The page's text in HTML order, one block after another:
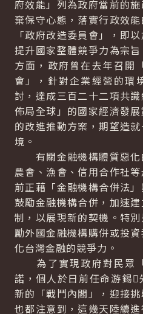
府效能」列為政府當前的
棄保守心態，落實行政效
「政府改造委員會」，即
提升國家整體競爭力為宗
方面，政府曾在去年召開
會」，針對企業經營的環
討，達成三百二十二項共
佈局全球」的國家經濟發
的改進推動方案，期望造
境。
有關金融機構體質惡化
農會、漁會、信用合作社
前正藉「金融機構合併法
鼓勵金融機構合併，加速
制，以展現新的契機。特
勵外國金融機構購併或投
化台灣金融的競爭力。
為了實現政府對民眾
諾，個人於日前任命游錫
新的「戰鬥內閣」，迎接
也都注意到，這幾天陸續